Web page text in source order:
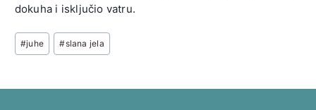
dokuha i isključio vatru.
Post
Tags:
#juhe #slana jela